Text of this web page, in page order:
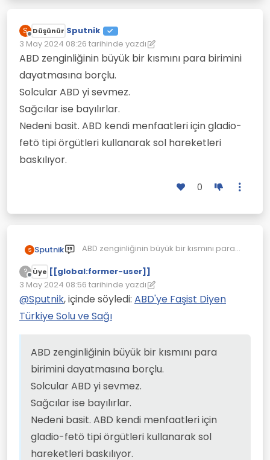
S
Çevrimdışı
Düşünür Sputnik
3 May 2024 08:26 tarihinde yazdı
Son düzenleyen: Sputnik5 Mar 2024 08:27
ABD zenginliğinin büyük bir kısmını para birimini
dayatmasına borçlu.
Solcular ABD yi sevmez.
Sağcılar ise bayılırlar.
Nedeni basit. ABD kendi menfaatleri için gladio-
fetö tipi örgütleri kullanarak sol hareketleri
baskılıyor.
0
S Sputnik
ABD zenginliğinin büyük bir kısmını para
Solcular ABD yi sevmez.
Sağcılar ise bayılırlar.
Nedeni basit. ABD kendi menfaatleri için
gladio-fetö tipi örgütleri kullanarak sol
hareketleri baskılıyor.
?
Çevrimdışı
Üye [[global:former-user]]
3 May 2024 08:56 tarihinde yazdı
Son düzenleyen: [[global:former-user]]
@Sputnik, içinde söyledi: ABD'ye Faşist Diyen
Türkiye Solu ve Sağı
ABD zenginliğinin büyük bir kısmını para
birimini dayatmasına borçlu.
Solcular ABD yi sevmez.
Sağcılar ise bayılırlar.
Nedeni basit. ABD kendi menfaatleri için
gladio-fetö tipi örgütleri kullanarak sol
hareketleri baskılıyor.